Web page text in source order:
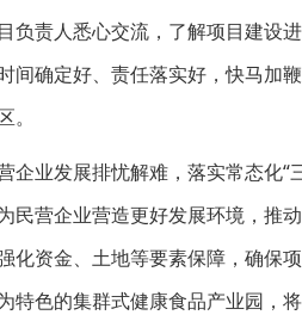
负责人悉心交流，了解项目建设
间确定好、责任落实好，快马加
企业发展排忧解难，落实常态化
民营企业营造更好发展环境，推
化资金、土地等要素保障，确保
特色的集群式健康食品产业园，